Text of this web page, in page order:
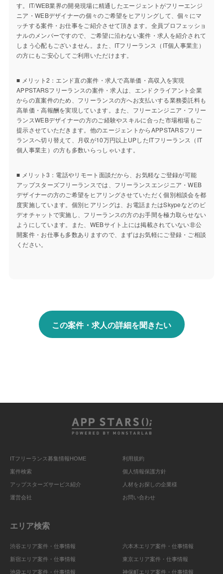
す。IT/WEB業界の開発現場に精通したエージェントがフリーエンジ
ニア・WEBデザイナーの個々のご希望をヒアリングして、個々にマ
ッチする案件・お仕事をご紹介させて頂きます。全員プロフェッショ
ナルのメンバーですので、ご希望に沿わない案件・求人を紹介されて
しまう心配もございません。また、ITフリーランス（IT個人事業主）
の方にもご安心してご利用いただけます。
■ メリット2：エンド直の案件・求人で高単価・高収入を実現
APPSTARSフリーランスの案件・求人は、エンドクライアント企業
からの直案件のため、フリーランスの方へお支払いする業務委託料も
高単価・高報酬を実現しています。また、フリーエンジニア・フリー
ランスWEBデザイナーの方のご経験やスキルに合った市場相場もご
提示させていただきます。他のエージェントからAPPSTARSフリー
ランスへ切り替えて、月収が10万円以上UPしたITフリーランス（IT
個人事業主）の方も多数いらっしゃいます。
■ メリット3：電話やリモート面談だから、お気軽なご登録が可能
アップスターズフリーランスでは、フリーランスエンジニア・WEB
デザイナーの方のご希望をヒアリングさせていただく個別相談会を都
度実施しています。個別ヒアリングは、お電話またはSkypeなどのビ
デオチャットで実施し、フリーランスの方のお手間を極力取らせない
ようにしています。また、WEBサイト上には掲載されていない非公
開案件・お仕事も多数ありますので、まずはお気軽にご登録・ご相談
ください。
この案件・求人の詳細を聞きたい
ITフリーランス募集情報HOME
案件検索
アップスターズサービス紹介
運営会社
利用規約
個人情報保護方針
人材をお探しの企業様
お問い合わせ
エリア検索
渋谷エリア案件・仕事情報
新宿エリア案件・仕事情報
池袋エリア案件・仕事情報
六本木エリア案件・仕事情報
東京エリア案件・仕事情報
神保町エリア案件・仕事情報